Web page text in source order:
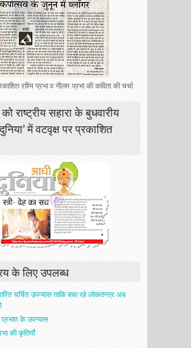
रश्मि प्रभा व नीलम प्रभा की कविता की चर्चा
राष्ट्रीय सहारा के बुधवारीय
में वटवृक्ष पर प्रकाशित
के लिए उपलब्ध
चर्चित उपन्यास ताकि बचा रहे लोकतन्त्र अब
प्रभात के उपन्यास
की कृतियाँ